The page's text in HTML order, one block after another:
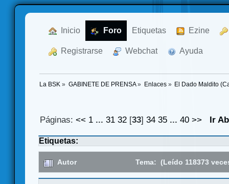
Inicio Foro Etiquetas Ezine
Registrarse Webchat Ayuda
La BSK » GABINETE DE PRENSA» Enlaces» El Dado Maldito
Páginas:<< 1 ...31 32 [33]34 35 ...40 >> Ir
Etiquetas:
Autor Tema: (Leído 118373